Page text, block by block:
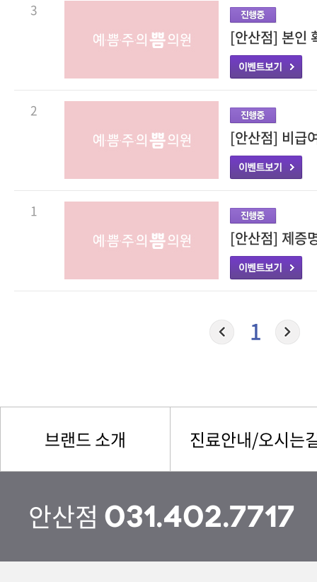
3
[안산점] 본인
2
[안산점] 비급
1
[안산점] 제증
1
브랜드 소개 진료안내/오시는
안산점 031.402.7717